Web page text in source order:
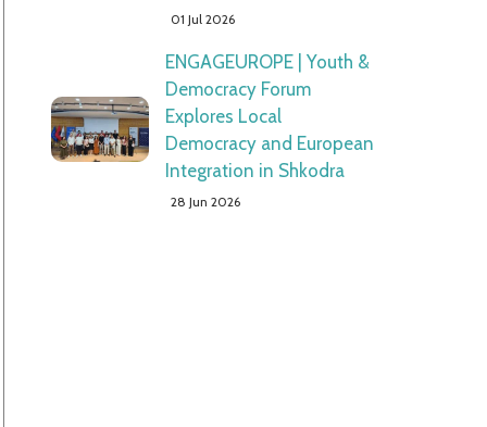
01 Jul 2026
ENGAGEUROPE | Youth &
Democracy Forum
Explores Local
Democracy and European
Integration in Shkodra
28 Jun 2026